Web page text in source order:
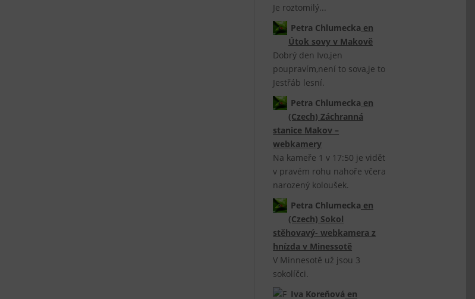
Je roztomilý...
Petra Chlumecka en
Útok sovy v Makově
Dobrý den Ivo,jen
poupravím,není to sova,je to
Jestřáb lesní.
Petra Chlumecka en
(Czech) Záchranná
stanice Makov –
webkamery
Na kameře 1 v 17:50 je vidět
v pravém rohu nahoře včera
narozený koloušek.
Petra Chlumecka en
(Czech) Sokol
stěhovavý- webkamera z
hnízda v Minessotě
V Minnesotě už jsou 3
sokolíčci.
Iva Koreňová en